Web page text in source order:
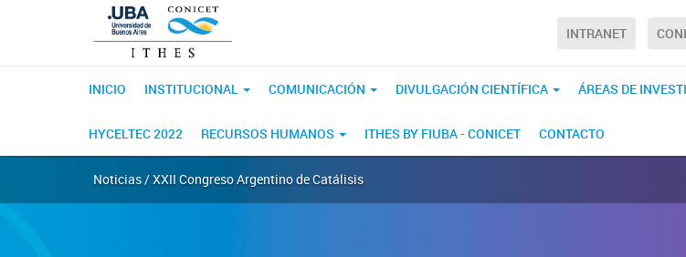
INTRANET
INICIO INSTITUCIONAL COMUNICACIÓN DIVULGACIÓN CIENTÍFICA ÁREAS DE
HYCELTEC 2022 RECURSOS HUMANOS ITHES BY FIUBA - CONICET CONTACTO
Noticias / XXII Congreso Argentino de Catálisis